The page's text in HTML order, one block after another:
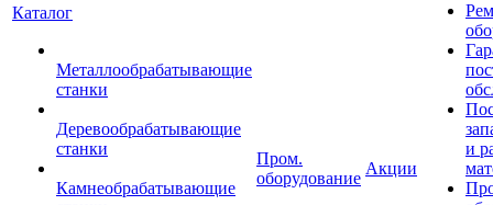
Каталог
Металлообрабатывающие
станки
Деревообрабатывающие
станки
Камнеобрабатывающие
Пром.
оборудование
Акции
и